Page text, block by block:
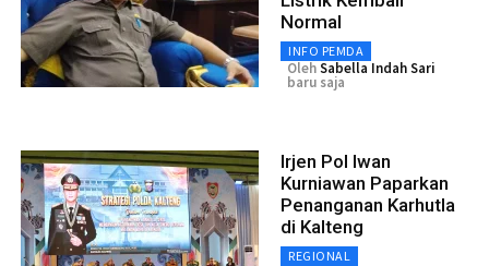
Normal
INFO PEMDA
OlehSabella Indah Sari
baru saja
Irjen Pol Iwan
Kurniawan Paparkan
Penanganan Karhutla
di Kalteng
REGIONAL